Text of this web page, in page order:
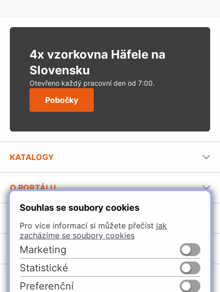
Souhlas se soubory cookies
Pro více informací si můžete přečíst jak
zacházíme se soubory cookies
Marketing
Statistické
Preferenční
4x vzorkovna Häfele na
Slovensku
Otevřeno každý pracovní den od 7:00.
Pobočky
KATALOGY
Stavební katalog Häfele
Brožury Häfele
O PORTÁLU
Provozovatel portálu
Jak používat portál
Úchytky
Nábytkové kování
Vybavení kuchyní
Osvětlení a elektro
POBOČKY
Špačince
Žilina